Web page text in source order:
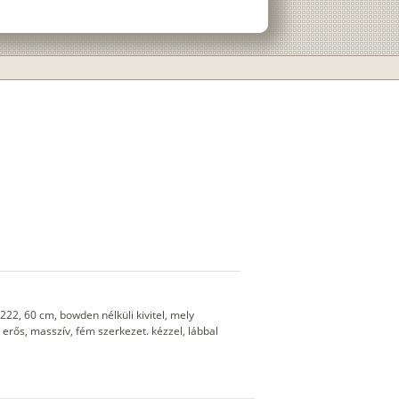
60 cm, bowden nélküli kivitel, mely
masszív, fém szerkezet. kézzel, lábbal